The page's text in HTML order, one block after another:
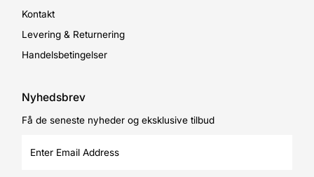
Kontakt
Levering & Returnering
Handelsbetingelser
Nyhedsbrev
Få de seneste nyheder og eksklusive tilbud
Email